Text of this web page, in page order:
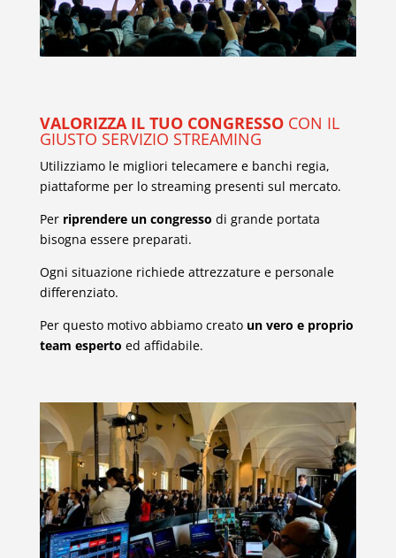
VALORIZZA IL TUO CONGRESSOCON IL
GIUSTO SERVIZIO STREAMING
Utilizziamo le migliori telecamere e banchi regia,
piattaforme per lo streaming presenti sul mercato.
Per riprendere un congresso di grande portata
bisogna essere preparati.
Ogni situazione richiede attrezzature e personale
differenziato.
Per questo motivo abbiamo creato un vero e proprio
team esperto ed affidabile.